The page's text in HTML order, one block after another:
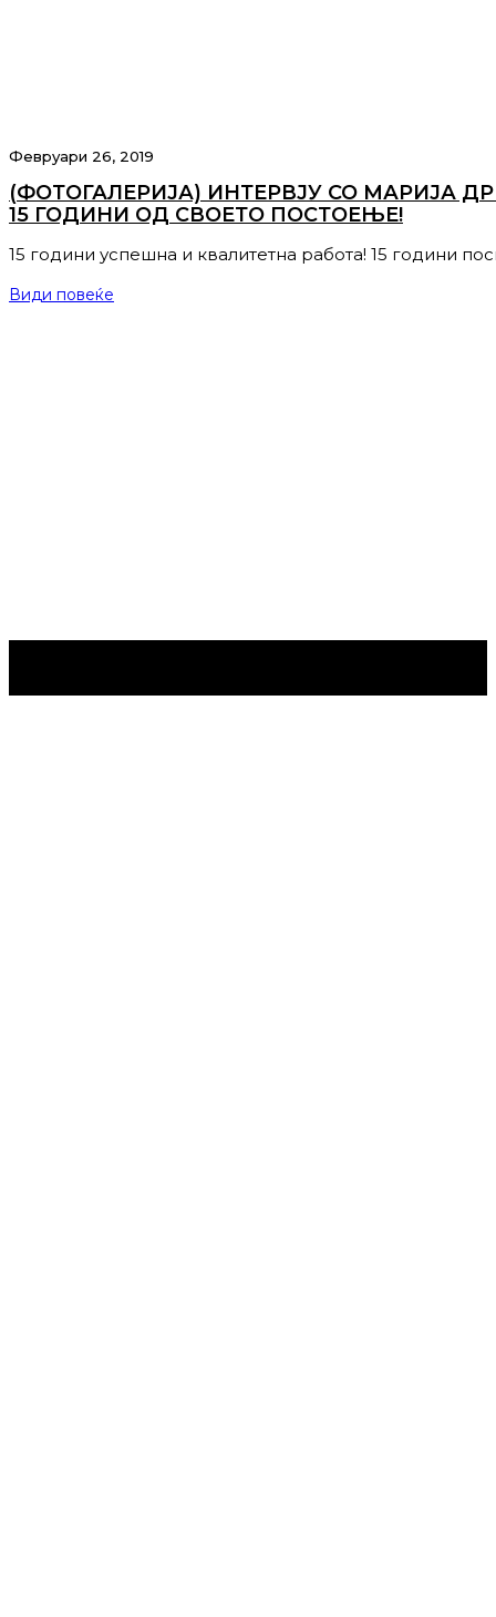
Февруари 26, 2019
(ФОТОГАЛЕРИЈА) ИНТЕРВЈУ СО МАРИЈА
15 ГОДИНИ ОД СВОЕТО ПОСТОЕЊЕ!
15 години успешна и квалитетна работа! 15 години
Види повеќе